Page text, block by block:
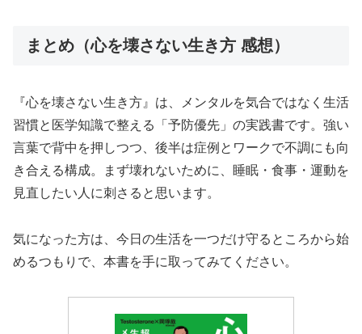
まとめ（心を壊さない生き方 感想）
『心を壊さない生き方』は、メンタルを気合ではなく生活
習慣と医学知識で整える「予防優先」の実践書です。強い
言葉で背中を押しつつ、後半は症例とワークで不調にも向
き合える構成。まず壊れないために、睡眠・食事・運動を
見直したい人に刺さると思います。
気になった方は、今日の生活を一つだけ守るところから始
めるつもりで、本書を手に取ってみてください。